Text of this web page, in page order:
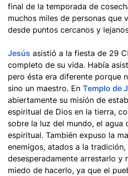
final de la temporada de
muchos miles de personas que
desde puntos cercanos y
Jesús asistió a la fiesta de 29
completo de su vida. Había
pero ésta era diferente porque
sino un maestro. En Templo de
abiertamente su misión de
espiritual de Dios en la tierra,
sobre la luz del mundo, el
espiritual. También expuso la
enemigos, atados a la tradición,
desesperadamente arrestarlo y
miedo de hacerlo, ya que el